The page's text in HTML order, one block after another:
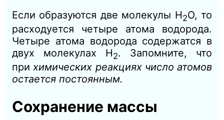
Если образуются две молекулы Н2О, то
расходуется четыре атома водорода.
Четыре атома водорода содержатся в
двух молекулах Н2. Запомните, что
прихимических реакциях число атомов
остается постоянным.
Сохранение массы